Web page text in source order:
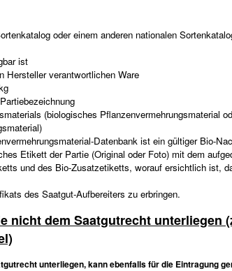
oder einem anderen nationalen
ist
Hersteller verantwortlichen Ware
(biologisches Pflanzenvermehrungsmaterial
Datenbank ist ein gültiger Bio-
Etikett der Partie (Original oder Foto) mit dem
und des Bio-Zusatzetiketts, worauf ersichtlich ist,
des Saatgut-Aufbereiters zu erbringen.
nicht dem Saatgutrecht unterliegen
unterliegen, kann ebenfalls für die Eintragung